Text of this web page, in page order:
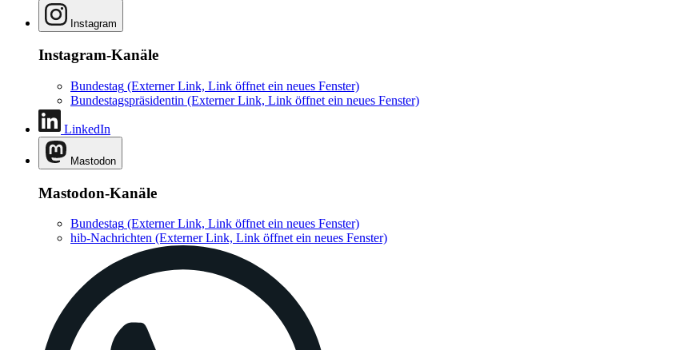
Instagram
Instagram-Kanäle
Bundestag (Externer Link, Link öffnet ein neues Fenster)
Bundestagspräsidentin (Externer Link, Link öffnet ein neues Fenster)
LinkedIn
Mastodon
Mastodon-Kanäle
Bundestag (Externer Link, Link öffnet ein neues Fenster)
hib-Nachrichten (Externer Link, Link öffnet ein neues Fenster)